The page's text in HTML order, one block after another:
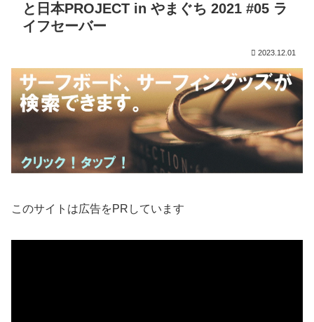
と日本PROJECT in やまぐち 2021 #05 ラ
イフセーバー
2023.12.01
このサイトは広告をPRしています